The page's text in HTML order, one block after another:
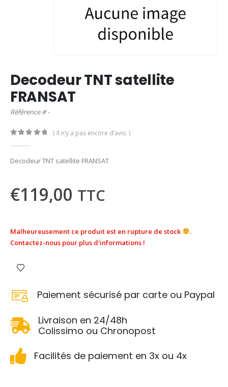
Decodeur TNT satellite
FRANSAT
Référence # -
( Il n’y a pas encore d’avis. )
Decodeur TNT satellite FRANSAT
€119,00 TTC
Malheureusement ce produit est en rupture de stock
.
Contactez-nous pour plus d'informations !
Paiement sécurisé par carte ou Paypal
Livraison en 24/48h
Colissimo ou Chronopost
Facilités de paiement en 3x ou 4x